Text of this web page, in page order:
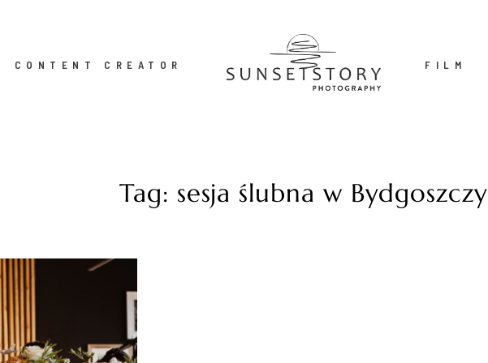
CONTENT CREATOR FILM
Tag: sesja ślubna w Bydgoszczy